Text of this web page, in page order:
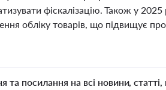
фіскалізацію. Також у
обліку товарів, що підвищує
посилання на всі новини,